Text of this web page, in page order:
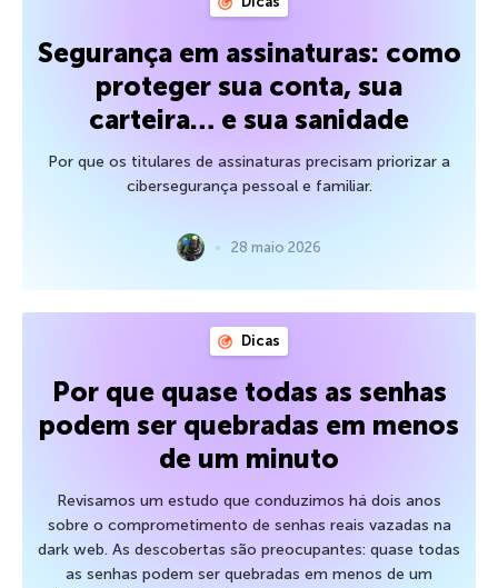
Segurança em assinaturas: como
proteger sua conta, sua
carteira… e sua sanidade
Por que os titulares de assinaturas precisam priorizar a
cibersegurança pessoal e familiar.
28 maio 2026
Dicas
Por que quase todas as senhas
podem ser quebradas em menos
de um minuto
Revisamos um estudo que conduzimos há dois anos
sobre o comprometimento de senhas reais vazadas na
dark web. As descobertas são preocupantes: quase todas
as senhas podem ser quebradas em menos de um